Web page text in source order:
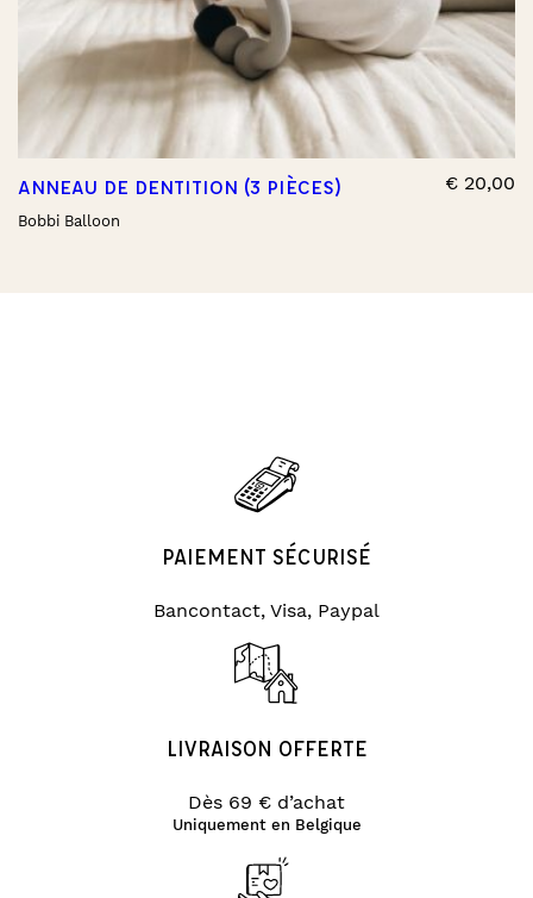
ANNEAU DE DENTITION (3 PIÈCES)
Bobbi Balloon
€ 20,00
PAIEMENT SÉCURISÉ
Bancontact, Visa, Paypal
LIVRAISON OFFERTE
Dès 69 € d’achat
Uniquement en Belgique